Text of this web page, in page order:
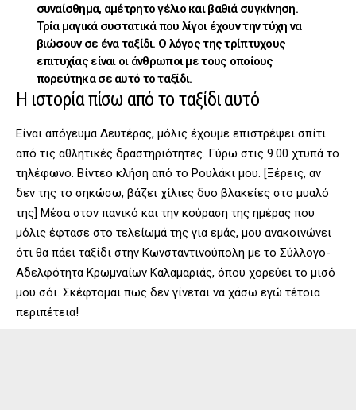
συναίσθημα, αμέτρητο γέλιο και βαθιά συγκίνηση.
Τρία μαγικά συστατικά που λίγοι έχουν την τύχη να
βιώσουν σε ένα ταξίδι. Ο λόγος της τρίπτυχους
επιτυχίας είναι οι άνθρωποι με τους οποίους
πορεύτηκα σε αυτό το ταξίδι.
Η ιστορία πίσω από το ταξίδι αυτό
Είναι απόγευμα Δευτέρας, μόλις έχουμε επιστρέψει σπίτι
από τις αθλητικές δραστηριότητες. Γύρω στις 9.00 χτυπά το
τηλέφωνο. Βίντεο κλήση από το Ρουλάκι μου. [Ξέρεις, αν
δεν της το σηκώσω, βάζει χίλιες δυο βλακείες στο μυαλό
της] Μέσα στον πανικό και την κούραση της ημέρας που
μόλις έφτασε στο τελείωμά της για εμάς, μου ανακοινώνει
ότι θα πάει ταξίδι στην Κωνσταντινούπολη με το Σύλλογο-
Αδελφότητα Κρωμναίων Καλαμαριάς, όπου χορεύει το μισό
μου σόι. Σκέφτομαι πως δεν γίνεται να χάσω εγώ τέτοια
περιπέτεια!